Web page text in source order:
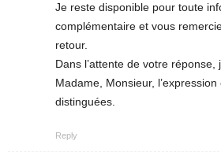
Je reste disponible pour toute
complémentaire et vous
retour.
Dans l’attente de votre réponse,
Madame, Monsieur,
distinguées.
Reply